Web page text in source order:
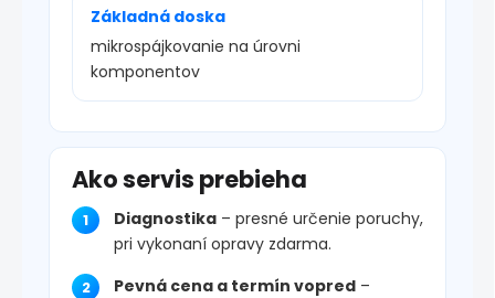
Základná doska
mikrospájkovanie na úrovni
komponentov
Ako servis prebieha
Diagnostika – presné určenie poruchy,
pri vykonaní opravy zdarma.
Pevná cena a termín vopred –